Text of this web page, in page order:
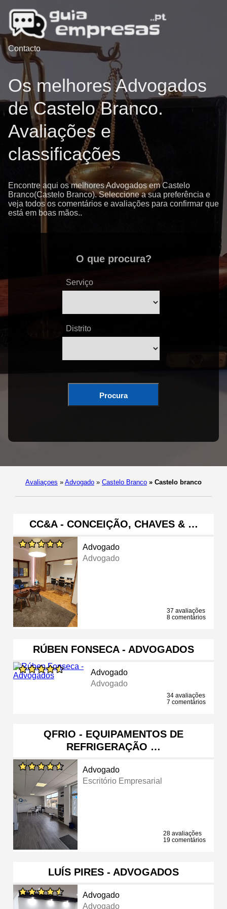
Contacto
Os melhores Advogados
de Castelo Branco.
Avaliações e
classificações
Encontre aqui os melhores Advogados em Castelo
Branco(Castelo Branco). Seleccione a sua preferência e
veja todos os comentários e avaliações para confirmar que
está em boas mãos..
O que procura?
Serviço
Distrito
Procura
Avaliaçoes » Advogado » Castelo Branco » Castelo branco
CC&A - CONCEIÇÃO, CHAVES & …
Advogado
Advogado
37 avaliações
8 comentários
RÚBEN FONSECA - ADVOGADOS
Advogado
Advogado
34 avaliações
7 comentários
QFRIO - EQUIPAMENTOS DE
REFRIGERAÇÃO …
Advogado
Escritório Empresarial
28 avaliações
19 comentários
LUÍS PIRES - ADVOGADOS
Advogado
Advogado